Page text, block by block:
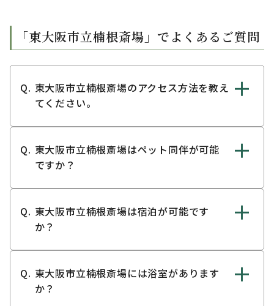
「東大阪市立楠根斎場」でよくあるご質問
東大阪市立楠根斎場のアクセス方法を教え
てください。
東大阪市立楠根斎場はペット同伴が可能
ですか？
東大阪市立楠根斎場は宿泊が可能です
か？
東大阪市立楠根斎場には浴室があります
か？